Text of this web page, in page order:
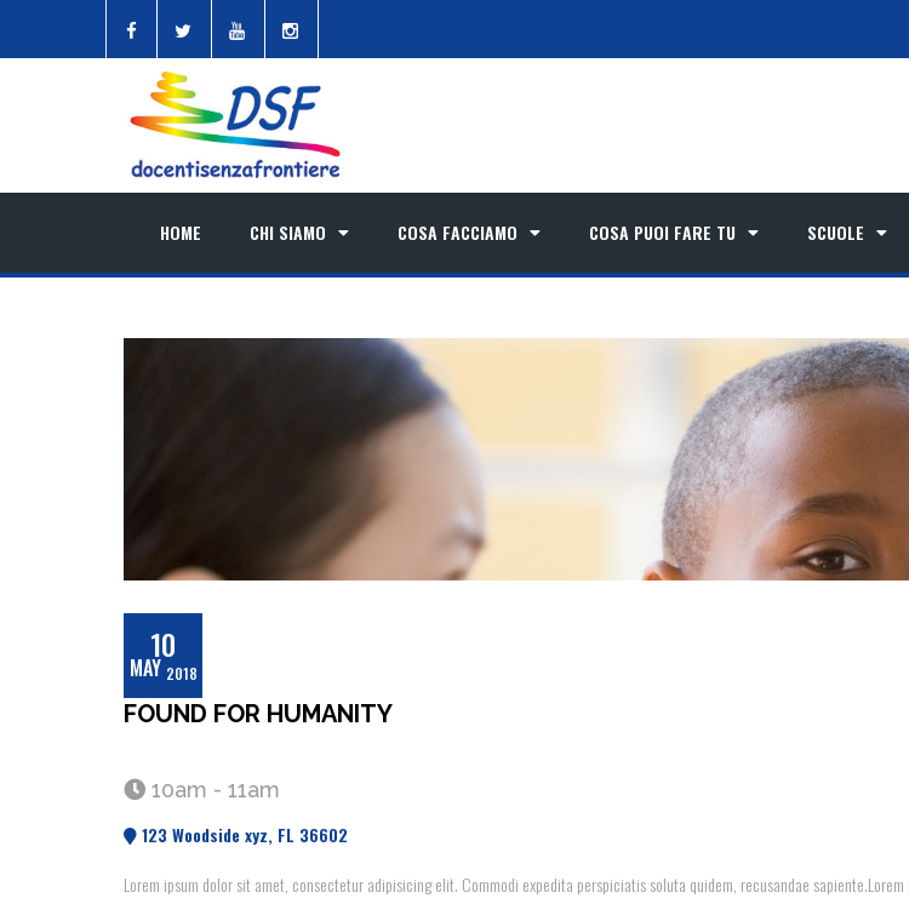
HOME CHI SIAMO COSA FACCIAMO COSA PUOI FARE TU SCUOLE
10
MAY 2018
FOUND FOR HUMANITY
10am - 11am
123 Woodside xyz, FL 36602
Lorem ipsum dolor sit amet, consectetur adipisicing elit. Commodi expedita perspiciatis soluta quidem, recusandae